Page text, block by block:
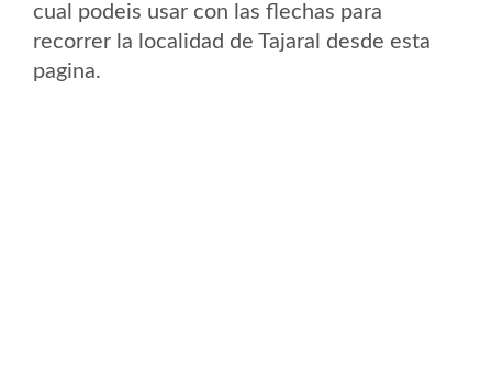
cual podeis usar con las flechas para
recorrer la localidad de Tajaral desde esta
pagina.